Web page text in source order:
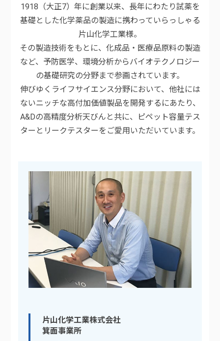
1918（大正7）年に創業以来、長年にわたり試薬を
基礎とした化学薬品の製造に携わっていらっしゃる
片山化学工業様。
その製造技術をもとに、化成品・医療品原料の製造
など、予防医学、環境分析からバイオテクノロジー
の基礎研究の分野まで参画されています。
伸びゆくライフサイエンス分野において、他社には
ないニッチな高付加価値製品を開発するにあたり、
A&Dの高精度分析天びんと共に、ピペット容量テス
ターとリークテスターをご愛用いただいています。
片山化学工業株式会社
箕面事業所